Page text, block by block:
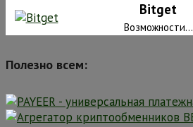
Bitget
Возможности...
Полезно всем: